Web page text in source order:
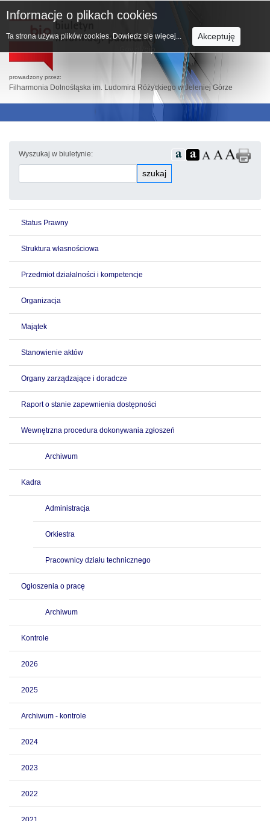
prowadzony przez:
Filharmonia Dolnośląska im. Ludomira Różyckiego w Jeleniej Górze
Wyszukaj w biuletynie:
szukaj
Status Prawny
Struktura własnościowa
Przedmiot działalności i kompetencje
Organizacja
Majątek
Stanowienie aktów
Organy zarządzające i doradcze
Raport o stanie zapewnienia dostępności
Wewnętrzna procedura dokonywania zgłoszeń
Archiwum
Kadra
Administracja
Orkiestra
Pracownicy działu technicznego
Ogłoszenia o pracę
Archiwum
Kontrole
2026
2025
Archiwum - kontrole
2024
2023
2022
Informacje o plikach cookies
Ta strona używa plików cookies. Dowiedz się więcej... Akceptuję